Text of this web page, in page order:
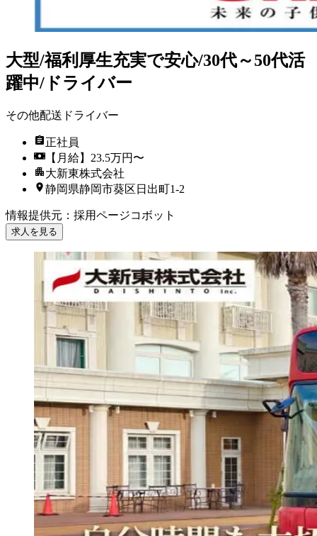
大型/福利厚生充実で安心/30代～50代活
躍中/ドライバー
その他配送ドライバー
正社員
【月給】23.5万円〜
大新東株式会社
静岡県静岡市葵区日出町1-2
情報提供元 ： 採用ページコボット
求人を見る